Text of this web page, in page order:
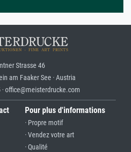
Strasse 46
am Faaker See · Austria
office@meisterdrucke.com
Pour plus d'informations
· Propre motif
· Vendez votre art
· Qualité